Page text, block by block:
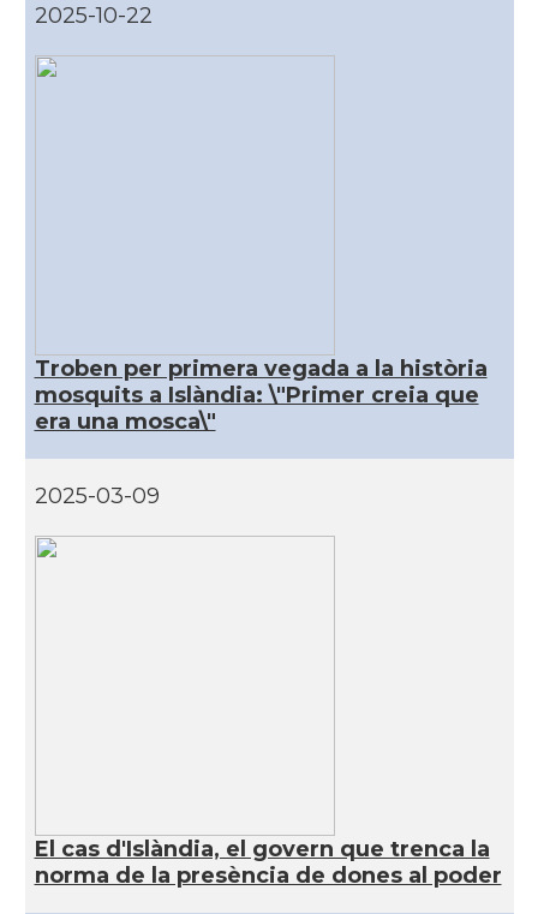
2025-10-22
Troben per primera vegada a la història
mosquits a Islàndia: \"Primer creia que
era una mosca\"
2025-03-09
El cas d'Islàndia, el govern que trenca la
norma de la presència de dones al poder